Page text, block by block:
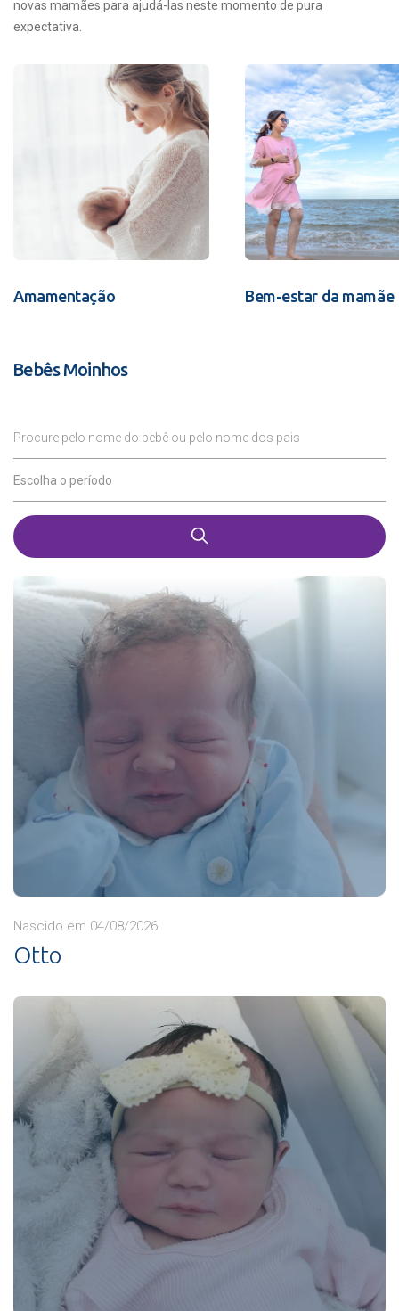
novas mamães para ajudá-las neste momento de pura
expectativa.
Amamentação Bem-estar da mamãe
Bebês Moinhos
Procure pelo nome do bebê ou pelo nome dos pais
Escolha o período
Nascido em 04/08/2026
Otto